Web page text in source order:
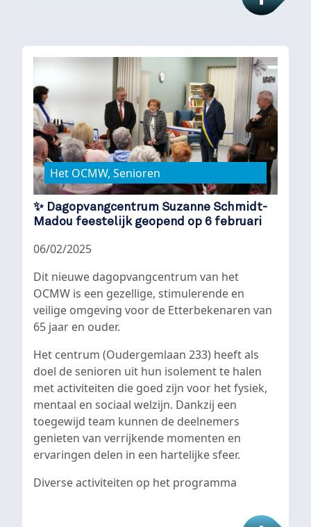
Het OCMW, Senioren
✨ Dagopvangcentrum Suzanne Schmidt-
Madou feestelijk geopend op 6 februari
06/02/2025
Dit nieuwe dagopvangcentrum van het
OCMW is een gezellige, stimulerende en
veilige omgeving voor de Etterbekenaren van
65 jaar en ouder.
Het centrum (Oudergemlaan 233) heeft als
doel de senioren uit hun isolement te halen
met activiteiten die goed zijn voor het fysiek,
mentaal en sociaal welzijn. Dankzij een
toegewijd team kunnen de deelnemers
genieten van verrijkende momenten en
ervaringen delen in een hartelijke sfeer.
Diverse activiteiten op het programma